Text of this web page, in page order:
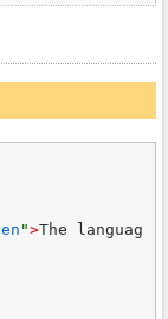
en ">The languag